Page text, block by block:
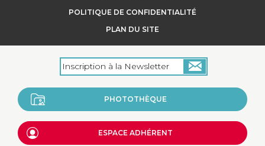
POLITIQUE DE CONFIDENTIALITÉ
PLAN DU SITE
PHOTOTHÈQUE
ESPACE ADHÉRENT